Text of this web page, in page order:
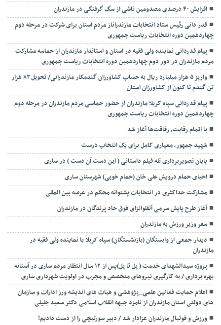
افزایش ۴۰ درصدی مصدومین ناشی از سگ گرفتگی در مازندران
قدر دانی رئیس ستاد انتخابات مازندراناز مردم استان برای شرکت در مرحله دوم
چهاردهمین دوره انتخابات ریاست جمهوری
پیام قدردانی نماینده ولی فقیه در استان و استاندار مازندران از حماسه مشارکت
مردم مازندران در دور دوم چهاردهمین دوره انتخابات ریاست جمهوری
واریز ۵ هزار میلیارد ریال به حساب کشاورزان گندمکار مازندرانی/ تحویل ۸۲ هزار
تن گندم تا کنون از کشاورزان استان
پیام قدردانی سپاه کربلا مازندران از حضور حماسی مردم مازندران در مرحله دوم
چهاردهمین دوره انتخابات ریاست جمهوری
با اتمام رقابت، رفاقت‌ها آغاز شد
شهید جمهور، معیاری کامل برای یک انتخاب درست
پایان تصویربرداری تله فیلم داستانی ( این دست آن دست ) در ساری
احیای حمام درویش علی خان (حمام خویی) شهرستان ساری
مشارکت حداکثری در انتخابات پشتوانه محکم در عرصه بین المللی
آغاز طرح پایش سرمی آنفلوانزای فوق حاد پرندگان در مازندران
سفر وزیر ورزش به مازندران
دیدار جمعی از وابستگان (بازنشستگان) سپاه کربلا با نماینده ولی فقیه در
مازندران
پروژه سیدالشهدای خدمت ( پل تا پل)پس از ۱۲ سال انتظار مردم ساری در آستانه
بهره برداری / به کارگیری نیروهای متخصص و مجرب در اولویت شهرداری ساری
اعلام حمایت فعالین علمی_پژوهشی و هیات های اندیشه ورز ادارات و سازمان
های دولتی استان مازندران از نامزد جبهه انقلاب اسلامی دکتر سعید جلیلی
ورزش و فوتبال مازندران عزادار شد / دبیر سورتیچی را از دست دادیم!